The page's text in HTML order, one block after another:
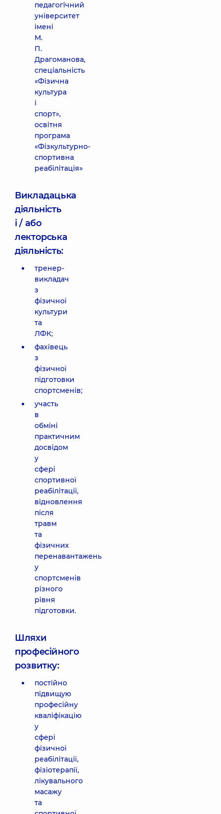
педагогічний
університет
імені
М.
П.
Драгоманова,
спеціальність
«Фізична
культура
і
спорт»,
освітня
програма
«Фізкультурно-
спортивна
реабілітація»
Викладацька
діяльність
і / або
лекторська
діяльність:
тренер-
викладач
з
фізичної
культури
та
ЛФК;
фахівець
з
фізичної
підготовки
спортсменів;
участь
в
обміні
практичним
досвідом
у
сфері
спортивної
реабілітації,
відновлення
після
травм
та
фізичних
перенавантажень
у
спортсменів
різного
рівня
підготовки.
Шляхи
професійного
розвитку:
постійно
підвищую
професійну
кваліфікацію
у
сфері
фізичної
реабілітації,
фізіотерапії,
лікувального
масажу
та